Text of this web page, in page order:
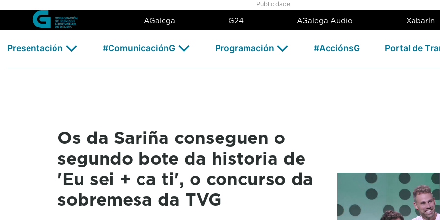
Skip to Main Content
Os da Sariña conseguen o segundo bote da historia de
Publicidade
AGalega G24 AGalega Audio Xabarín
Presentación #ComunicaciónG Programación #AcciónsG Portal de
Os da Sariña conseguen o
segundo bote da historia de
'Eu sei + ca ti', o concurso da
sobremesa da TVG